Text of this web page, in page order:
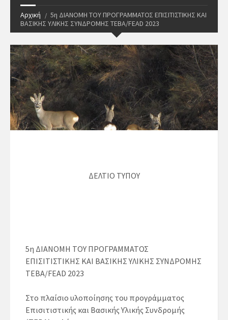
Αρχική
5η ΔΙΑΝΟMΗ ΤΟΥ ΠΡΟΓΡΑΜΜΑΤΟΣ ΕΠΙΣΙΤΙΣΤΙΚΗΣ ΚΑΙ
ΒΑΣΙΚΗΣ ΥΛΙΚΗΣ ΣΥΝΔΡΟΜΗΣ ΤΕΒΑ/FEAD 2023
ΔΕΛΤΙΟ ΤΥΠΟΥ
5η ΔΙΑΝΟMΗ ΤΟΥ ΠΡΟΓΡΑΜΜΑΤΟΣ
ΕΠΙΣΙΤΙΣΤΙΚΗΣ ΚΑΙ ΒΑΣΙΚΗΣ ΥΛΙΚΗΣ ΣΥΝΔΡΟΜΗΣ
ΤΕΒΑ/FEAD 2023
Στο πλαίσιο υλοποίησης του προγράμματος
Επισιτιστικής και Βασικής Υλικής Συνδρομής